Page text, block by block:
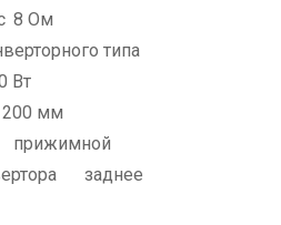
8 Ом
типа
Вт
200 мм
прижимной
заднее